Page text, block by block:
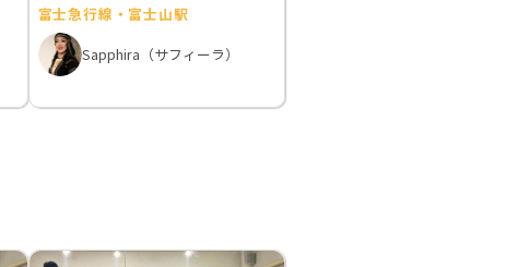
富士急行線・富士山駅
Sapphira（サフィーラ）